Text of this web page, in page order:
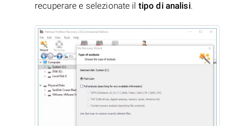
recuperare e selezionate il tipo di analisi.